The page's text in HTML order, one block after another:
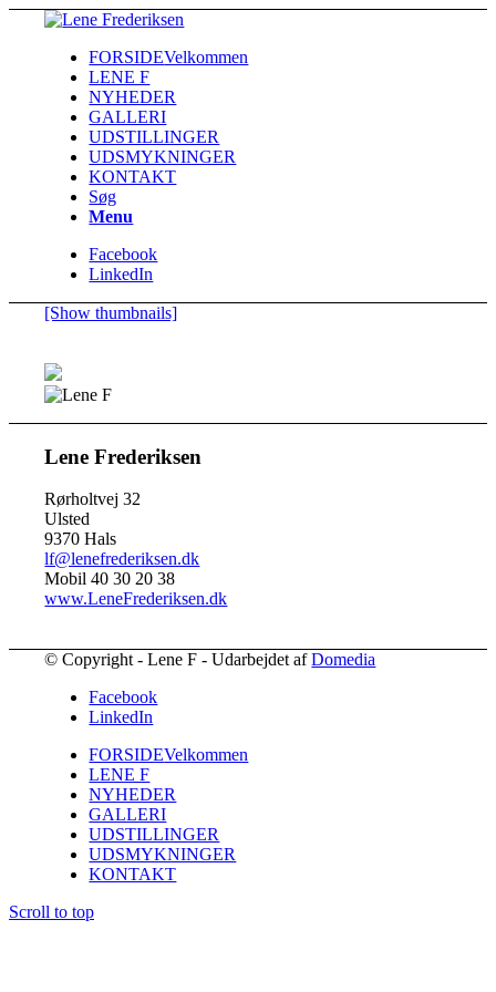
FORSIDEVelkommen
LENE F
NYHEDER
GALLERI
UDSTILLINGER
UDSMYKNINGER
KONTAKT
Søg
Menu
Facebook
LinkedIn
[Show thumbnails]
Lene Frederiksen
Rørholtvej 32
Ulsted
9370 Hals
lf@lenefrederiksen.dk
Mobil 40 30 20 38
www.LeneFrederiksen.dk
© Copyright - Lene F - Udarbejdet afDomedia
Facebook
LinkedIn
FORSIDEVelkommen
LENE F
NYHEDER
GALLERI
UDSTILLINGER
UDSMYKNINGER
KONTAKT
Scroll to top